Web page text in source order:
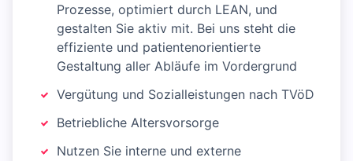
Prozesse, optimiert durch LEAN, und
gestalten Sie aktiv mit. Bei uns steht die
effiziente und patientenorientierte
Gestaltung aller Abläufe im Vordergrund
Vergütung und Sozialleistungen nach TVöD
Betriebliche Altersvorsorge
Nutzen Sie interne und externe